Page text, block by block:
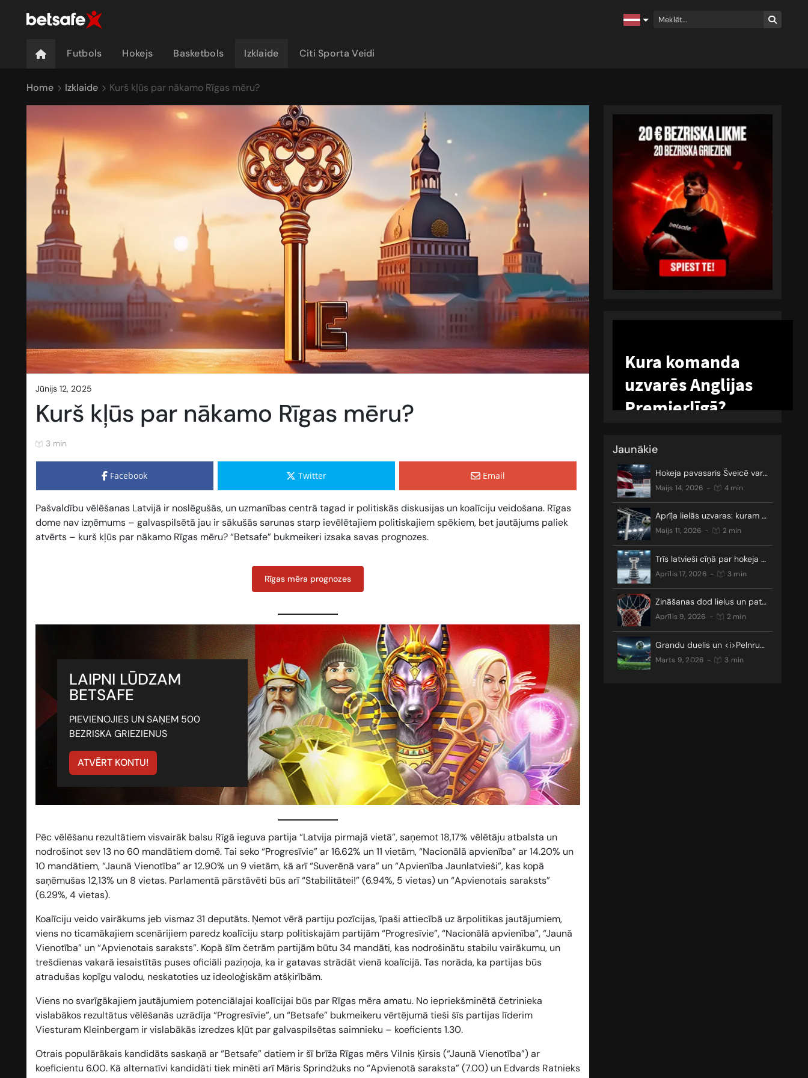
Futbols Hokejs Basketbols Izklaide Citi Sporta Veidi
Home Izklaide Kurš kļūs par nākamo Rīgas mēru?
jūnijs 12, 2025
Kurš kļūs par nākamo Rīgas mēru?
3 min
Facebook Twitter Email
Pašvaldību vēlēšanas Latvijā ir noslēgušās, un uzmanības centrā tagad ir politiskās diskusijas un koalīciju veidošana. Rīgas
dome nav izņēmums – galvaspilsētā jau ir sākušās sarunas starp ievēlētajiem politiskajiem spēkiem, bet jautājums paliek
atvērts – kurš kļūs par nākamo Rīgas mēru? “Betsafe” bukmeikeri izsaka savas prognozes.
Rīgas mēra prognozes
LAIPNI LŪDZAM
BETSAFE
PIEVIENOJIES UN SAŅEM 500
BEZRISKA GRIEZIENUS
ATVĒRT KONTU!
Pēc vēlēšanu rezultātiem visvairāk balsu Rīgā ieguva partija “Latvija pirmajā vietā”, saņemot 18,17% vēlētāju atbalsta un
nodrošinot sev 13 no 60 mandātiem domē. Tai seko “Progresīvie” ar 16.62% un 11 vietām, “Nacionālā apvienība” ar 14.20% un
10 mandātiem, “Jaunā Vienotība” ar 12.90% un 9 vietām, kā arī “Suverēnā vara” un “Apvienība Jaunlatvieši”, kas kopā
saņēmušas 12,13% un 8 vietas. Parlamentā pārstāvēti būs arī “Stabilitātei!” (6.94%, 5 vietas) un “Apvienotais saraksts”
(6.29%, 4 vietas).
Koalīciju veido vairākums jeb vismaz 31 deputāts. Ņemot vērā partiju pozīcijas, īpaši attiecībā uz ārpolitikas jautājumiem,
viens no ticamākajiem scenārijiem paredz koalīciju starp politiskajām partijām “Progresīvie”, “Nacionālā apvienība”, “Jaunā
Vienotība” un “Apvienotais saraksts”. Kopā šīm četrām partijām būtu 34 mandāti, kas nodrošinātu stabilu vairākumu, un
trešdienas vakarā iesaistītās puses oficiāli paziņoja, ka ir gatavas strādāt vienā koalīcijā. Tas norāda, ka partijas būs
atradušas kopīgu valodu, neskatoties uz ideoloģiskām atšķirībām.
Viens no svarīgākajiem jautājumiem potenciālajai koalīcijai būs par Rīgas mēra amatu. No iepriekšminētā četrinieka
vislabākos rezultātus vēlēšanās uzrādīja “Progresīvie”, un “Betsafe” bukmeikeru vērtējumā tieši šīs partijas līderim
Viesturam Kleinbergam ir vislabākās izredzes kļūt par galvaspilsētas saimnieku – koeficients1.30.
Otrais populārākais kandidāts saskaņā ar “Betsafe” datiem ir šī brīža Rīgas mērs Vilnis Ķirsis (“Jaunā Vienotība”) ar
koeficientu 6.00. Kā alternatīvi kandidāti tiek minēti arī Māris Sprindžuks no “Apvienotā saraksta” (7.00) un Edvards Ratnieks
Jaunākie
Hokeja pavasaris Šveicē var sākties
maijs 14, 2026 - 4 min
Aprīļa lielās uzvaras: kuram gan nepatīk neizšķirti?
maijs 11, 2026 - 2 min
Trīs latvieši cīņā par hokeja galveno trofeju
aprīlis 17, 2026 - 3 min
Zināšanas dod lielus un patīkamus laimestus
aprīlis 9, 2026 - 2 min
Grandu duelis un <i>Pelnrušķītes stāsts</i>: kādus pārsteigumus nesīs Čempionu līgas TOP 16?
marts 9, 2026 - 3 min